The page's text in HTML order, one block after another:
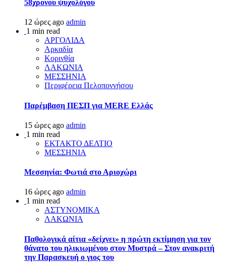
58χρονου ψυχολόγου
12 ώρες ago admin
1 min read
ΑΡΓΟΛΙΔΑ
Αρκαδία
Κορινθία
ΛΑΚΩΝΙΑ
ΜΕΣΣΗΝΙΑ
Περιφέρεια Πελοποννήσου
Παρέμβαση ΠΕΣΠ για MERE Ελλάς
15 ώρες ago admin
1 min read
ΕΚΤΑΚΤΟ ΔΕΛΤΙΟ
ΜΕΣΣΗΝΙΑ
Μεσσηνία: Φωτιά στο Αριοχώρι
16 ώρες ago admin
1 min read
ΑΣΤΥΝΟΜΙΚΑ
ΛΑΚΩΝΙΑ
Παθολογικά αίτια «δείχνει» η πρώτη εκτίμηση για τον
θάνατο του ηλικιωμένου στον Μυστρά – Στον ανακριτή
την Παρασκευή ο γιος του